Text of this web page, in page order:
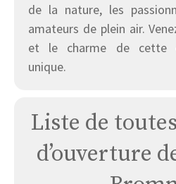
de la nature, les
amateurs de plein air.
et le charme de cette
unique.
Liste de
d’ouverture